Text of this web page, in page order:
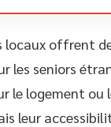
locaux offrent
les seniors
le logement ou
leur